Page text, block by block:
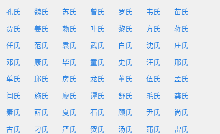
孔氏 魏氏 苏氏 曾氏 罗氏 韦氏 苗氏
贾氏 姜氏 赖氏 叶氏 黎氏 方氏 蒋氏
任氏 范氏 袁氏 武氏 白氏 沈氏 庄氏
邓氏 康氏 毕氏 童氏 史氏 汪氏 邢氏
单氏 邱氏 房氏 龙氏 董氏 伍氏 孟氏
闫氏 施氏 廖氏 谭氏 舒氏 毛氏 龚氏
秦氏 薛氏 夏氏 石氏 顾氏 尹氏 尚氏
古氏 刁氏 严氏 贺氏 汤氏 蒲氏 雷氏